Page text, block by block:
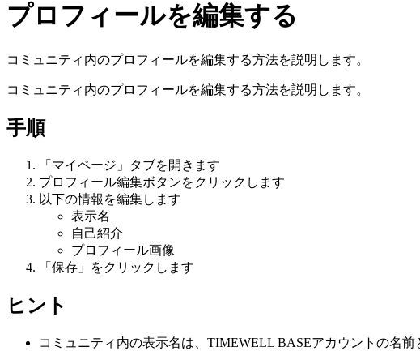
プロフィールを編集する
コミュニティ内のプロフィールを編集する方法を説明します。
コミュニティ内のプロフィールを編集する方法を説明します。
手順
「マイページ」タブを開きます
プロフィール編集ボタンをクリックします
以下の情報を編集します
表示名
自己紹介
プロフィール画像
「保存」をクリックします
ヒント
コミュニティ内の表示名は、TIMEWELL BASEアカウントの名